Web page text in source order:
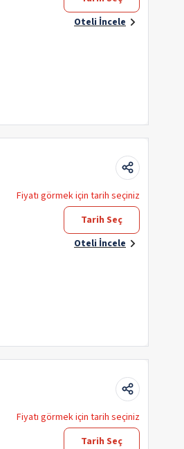
Oteli İncele
Fiyatı görmek için tarih seçiniz
Tarih Seç
Oteli İncele
Fiyatı görmek için tarih seçiniz
Tarih Seç